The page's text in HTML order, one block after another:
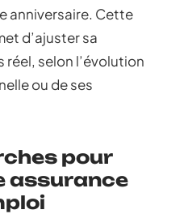
anniversaire. Cette
d’ajuster sa
selon l’évolution
ou de ses
pour
assurance